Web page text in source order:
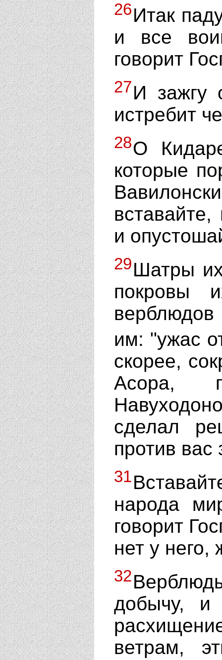
26Итак
и все
говорит
27И зажгу
истребит
28О
которые
и
29Шатры
покровы
верблюдов
им: "ужас
скорее,
Асора,
сделал
против
31
народа
говорит
нет у него,
32
добычу,
ветрам,